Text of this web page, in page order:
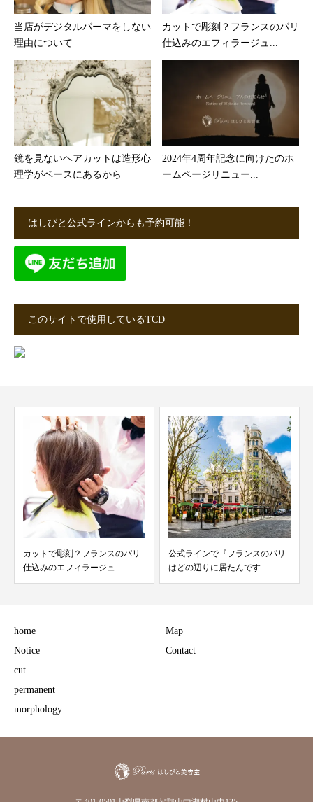
当店がデジタルパーマをしない
理由について
カットで彫刻？フランスのパリ
仕込みのエフィラージュ...
鏡を見ないヘアカットは造形心
理学がベースにあるから
2024年4周年記念に向けたのホ
ームページリニュー...
はしびと公式ラインからも予約可能！
このサイトで使用しているTCD
カットで彫刻？フランスのパリ
仕込みのエフィラージュ...
公式ラインで『フランスのパリ
はどの辺りに居たんです...
home
Notice
cut
permanent
morphology
Map
Contact